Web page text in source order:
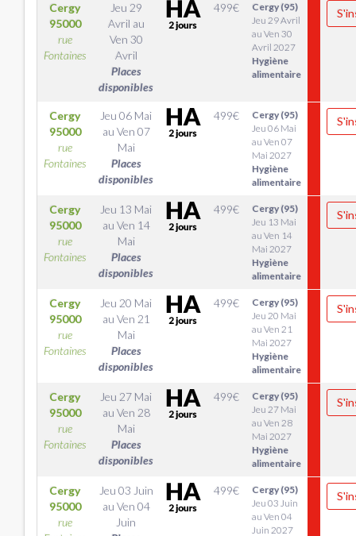
Cergy
95000
rue
Fontaines
Jeu 29
Avril au
Ven 30
Avril
Places
disponibles
499€
Cergy (95)
Jeu 29 Avril
au Ven 30
Avril 2027
Hygiène
alimentaire
Cergy
95000
rue
Fontaines
Jeu 06 Mai
au Ven 07
Mai
Places
disponibles
499€
Cergy (95)
Jeu 06 Mai
au Ven 07
Mai 2027
Hygiène
alimentaire
Cergy
95000
rue
Fontaines
Jeu 13 Mai
au Ven 14
Mai
Places
disponibles
499€
Cergy (95)
Jeu 13 Mai
au Ven 14
Mai 2027
Hygiène
alimentaire
Cergy
95000
rue
Fontaines
Jeu 20 Mai
au Ven 21
Mai
Places
disponibles
499€
Cergy (95)
Jeu 20 Mai
au Ven 21
Mai 2027
Hygiène
alimentaire
Cergy
95000
rue
Fontaines
Jeu 27 Mai
au Ven 28
Mai
Places
disponibles
499€
Cergy (95)
Jeu 27 Mai
au Ven 28
Mai 2027
Hygiène
alimentaire
Cergy
95000
rue
Jeu 03 Juin
au Ven 04
Juin
499€
Cergy (95)
Jeu 03 Juin
au Ven 04
Juin 2027